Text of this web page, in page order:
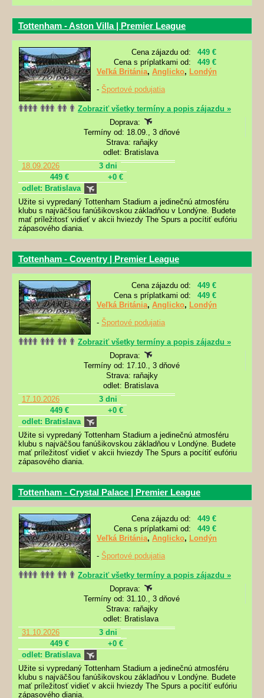
Tottenham - Aston Villa | Premier League
Cena zájazdu od:
449 €
Cena s príplatkami od:
449 €
Veľká Británia, Anglicko, Londýn
- Športové podujatia
Zobraziť všetky termíny a popis zájazdu »
Doprava:
Termíny od: 18.09., 3 dňové
Strava: raňajky
odlet: Bratislava
18.09.2026
3 dni
449 €
+0 €
odlet: Bratislava
Užite si vypredaný Tottenham Stadium a jedinečnú atmosféru
klubu s najväčšou fanúšikovskou základňou v Londýne. Budete
mať príležitosť vidieť v akcii hviezdy The Spurs a pocítiť eufóriu
zápasového diania.
Tottenham - Coventry | Premier League
Cena zájazdu od:
449 €
Cena s príplatkami od:
449 €
Veľká Británia, Anglicko, Londýn
- Športové podujatia
Zobraziť všetky termíny a popis zájazdu »
Doprava:
Termíny od: 17.10., 3 dňové
Strava: raňajky
odlet: Bratislava
17.10.2026
3 dni
449 €
+0 €
odlet: Bratislava
Užite si vypredaný Tottenham Stadium a jedinečnú atmosféru
klubu s najväčšou fanúšikovskou základňou v Londýne. Budete
mať príležitosť vidieť v akcii hviezdy The Spurs a pocítiť eufóriu
zápasového diania.
Tottenham - Crystal Palace | Premier League
Cena zájazdu od:
449 €
Cena s príplatkami od:
449 €
Veľká Británia, Anglicko, Londýn
- Športové podujatia
Zobraziť všetky termíny a popis zájazdu »
Doprava:
Termíny od: 31.10., 3 dňové
Strava: raňajky
odlet: Bratislava
31.10.2026
3 dni
449 €
+0 €
odlet: Bratislava
Užite si vypredaný Tottenham Stadium a jedinečnú atmosféru
klubu s najväčšou fanúšikovskou základňou v Londýne. Budete
mať príležitosť vidieť v akcii hviezdy The Spurs a pocítiť eufóriu
zápasového diania.